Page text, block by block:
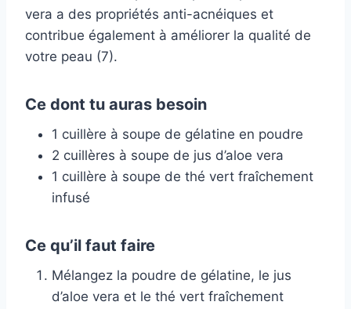
vera a des propriétés anti-acnéiques et
contribue également à améliorer la qualité de
votre peau (7).
Ce dont tu auras besoin
1 cuillère à soupe de gélatine en poudre
2 cuillères à soupe de jus d’aloe vera
1 cuillère à soupe de thé vert fraîchement
infusé
Ce qu’il faut faire
Mélangez la poudre de gélatine, le jus
d’aloe vera et le thé vert fraîchement